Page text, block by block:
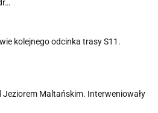
kolejnego odcinka trasy S11.
Maltańskim. Interweniowały